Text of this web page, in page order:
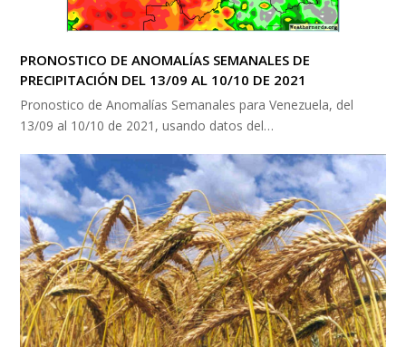
PRONOSTICO DE ANOMALÍAS SEMANALES DE
PRECIPITACIÓN DEL 13/09 AL 10/10 DE 2021
Pronostico de Anomalías Semanales para Venezuela, del
13/09 al 10/10 de 2021, usando datos del…